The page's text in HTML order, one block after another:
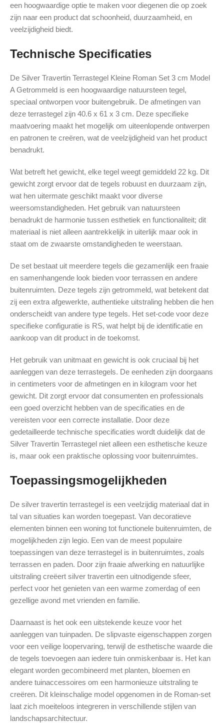
een hoogwaardige optie te maken voor diegenen die op zoek
zijn naar een product dat schoonheid, duurzaamheid, en
veelzijdigheid biedt.
Technische Specificaties
De Silver Travertin Terrastegel Kleine Roman Set 3 cm Model
A Getrommeld is een hoogwaardige natuursteen tegel,
speciaal ontworpen voor buitengebruik. De afmetingen van
deze terrastegel zijn 40.6 x 61 x 3 cm. Deze specifieke
maatvoering maakt het mogelijk om uiteenlopende ontwerpen
en patronen te creëren, wat de veelzijdigheid van het product
benadrukt.
Wat betreft het gewicht, elke tegel weegt gemiddeld 22 kg. Dit
gewicht zorgt ervoor dat de tegels robuust en duurzaam zijn,
wat hen uitermate geschikt maakt voor diverse
weersomstandigheden. Het gebruik van natuursteen
benadrukt de harmonie tussen esthetiek en functionaliteit; dit
materiaal is niet alleen aantrekkelijk in uiterlijk maar ook in
staat om de zwaarste omstandigheden te weerstaan.
De set bestaat uit meerdere tegels die gezamenlijk een fraaie
en samenhangende look bieden voor terrassen en andere
buitenruimten. Deze tegels zijn getrommeld, wat betekent dat
zij een extra afgewerkte, authentieke uitstraling hebben die hen
onderscheidt van andere type tegels. Het set-code voor deze
specifieke configuratie is RS, wat helpt bij de identificatie en
aankoop van dit product in de toekomst.
Het gebruik van unitmaat en gewicht is ook cruciaal bij het
aanleggen van deze terrastegels. De eenheden zijn doorgaans
in centimeters voor de afmetingen en in kilogram voor het
gewicht. Dit zorgt ervoor dat consumenten en professionals
een goed overzicht hebben van de specificaties en de
vereisten voor een correcte installatie. Door deze
gedetailleerde technische specificaties wordt duidelijk dat de
Silver Travertin Terrastegel niet alleen een esthetische keuze
is, maar ook een praktische oplossing voor buitenruimtes.
Toepassingsmogelijkheden
De silver travertin terrastegel is een veelzijdig materiaal dat in
tal van situaties kan worden toegepast. Van decoratieve
elementen binnen een woning tot functionele buitenruimten, de
mogelijkheden zijn legio. Een van de meest populaire
toepassingen van deze terrastegel is in buitenruimtes, zoals
terrassen en paden. Door zijn fraaie afwerking en natuurlijke
uitstraling creëert silver travertin een uitnodigende sfeer,
perfect voor het genieten van een warme zomerdag of een
gezellige avond met vrienden en familie.
Daarnaast is het ook een uitstekende keuze voor het
aanleggen van tuinpaden. De slipvaste eigenschappen zorgen
voor een veilige loopervaring, terwijl de esthetische waarde die
de tegels toevoegen aan iedere tuin onmiskenbaar is. Het kan
elegant worden gecombineerd met planten, bloemen en
andere tuinaccessoires om een harmonieuze uitstraling te
creëren. Dit kleinschalige model opgenomen in de Roman-set
laat zich moeiteloos integreren in verschillende stijlen van
landschapsarchitectuur.